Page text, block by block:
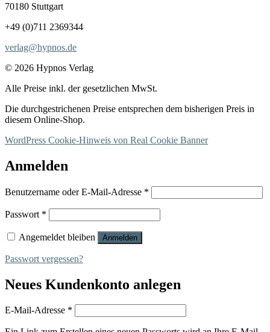
70180 Stuttgart
+49 (0)711 2369344
verlag@hypnos.de
© 2026 Hypnos Verlag
Alle Preise inkl. der gesetzlichen MwSt.
Die durchgestrichenen Preise entsprechen dem bisherigen Preis in
diesem Online-Shop.
WordPress Cookie-Hinweis von Real Cookie Banner
Anmelden
Benutzername oder E-Mail-Adresse *
Passwort *
Angemeldet bleiben Anmelden
Passwort vergessen?
Neues Kundenkonto anlegen
E-Mail-Adresse *